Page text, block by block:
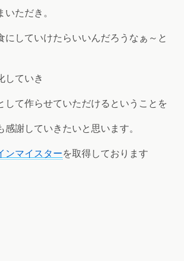
ただき。
にしていけたらいいんだろうなぁ～と
していき
して作らせていただけるということを
謝していきたいと思います。
ンマイスターを取得しております